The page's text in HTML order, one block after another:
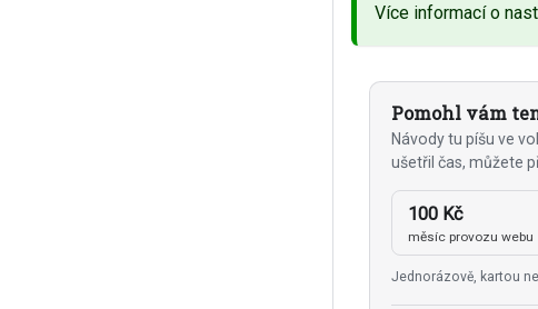
Více informací o
Pomohl vám
Návody tu píšu ve
ušetřil čas, můžete
100 Kč
měsíc provozu webu
Jednorázově, kartou